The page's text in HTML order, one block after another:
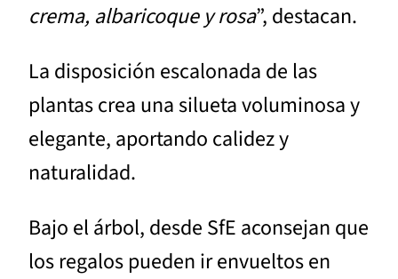
crema, albaricoque y rosa”, destacan.
La disposición escalonada de las
plantas crea una silueta voluminosa y
elegante, aportando calidez y
naturalidad.
Bajo el árbol, desde SfE aconsejan que
los regalos pueden ir envueltos en